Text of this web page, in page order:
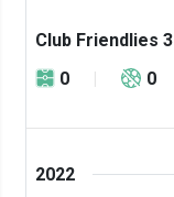
Club Friendlies 3
0
0
2022